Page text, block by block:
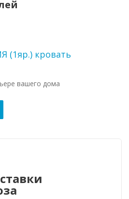
(1яр.) кровать
вашего дома